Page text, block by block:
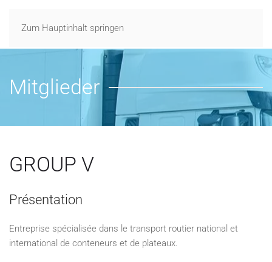
Zum Hauptinhalt springen
Mitglieder
GROUP V
Présentation
Entreprise spécialisée dans le transport routier national et
international de conteneurs et de plateaux.